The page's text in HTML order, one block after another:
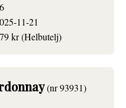
11-21
kr (Helbutelj)
(nr 93931)